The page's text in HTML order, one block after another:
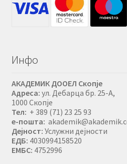
Инфо
АКАДЕМИК ДООЕЛ Скопје
Адреса: ул. Дебарца бр. 25-А,
1000 Скопје
Тел: + 389 (71) 23 25 93
е-пошта:
Дејност: Услужни дејности
ЕДБ: 4030994158520
ЕМБС: 4752996